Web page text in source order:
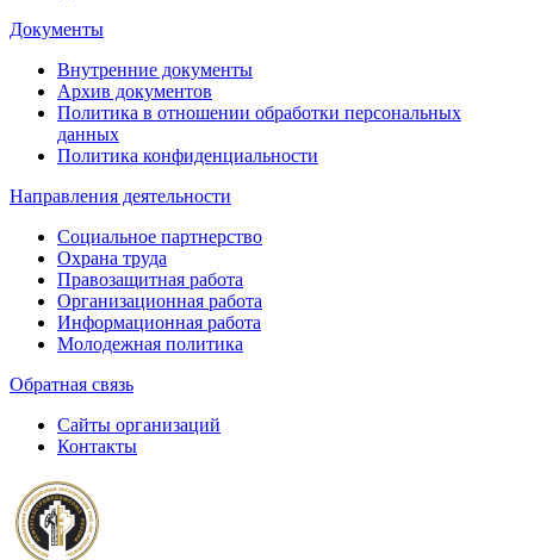
Документы
Внутренние документы
Архив документов
Политика в отношении обработки персональных
данных
Политика конфиденциальности
Направления деятельности
Социальное партнерство
Охрана труда
Правозащитная работа
Организационная работа
Информационная работа
Молодежная политика
Обратная связь
Сайты организаций
Контакты